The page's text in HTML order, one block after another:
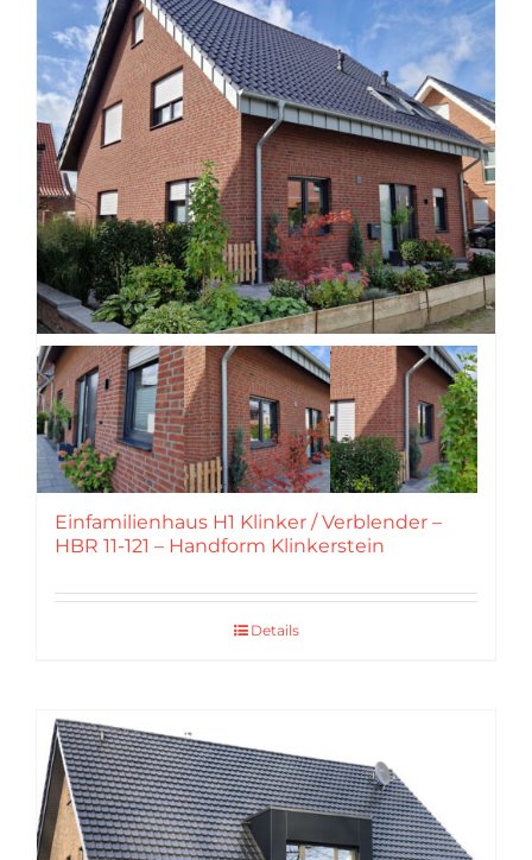
Einfamilienhaus H1 Klinker / Verblender –
HBR 11-121 – Handform Klinkerstein
Details